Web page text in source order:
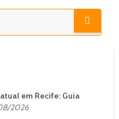
em Recife: Guia
2026